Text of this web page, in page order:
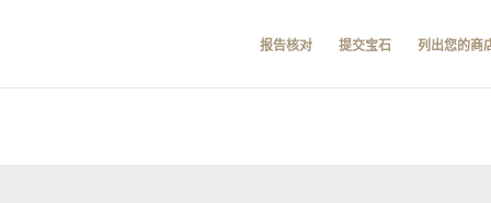
报告核对 提交宝石 列出您的商